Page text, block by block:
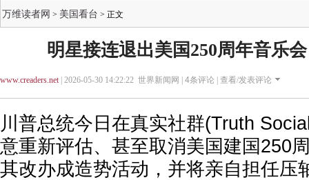
万维读者网 > 美国看台 > 正文
明星接连退出美国250周年音乐
www.creaders.net| 2026-05-30 14:22:22 世界新闻网 | 4条评论 | 查看/发表评论
川普总统今日在真实社群(Truth
意重新评估、甚至取消美国建国250
其改办成造势活动，并将亲自担任压